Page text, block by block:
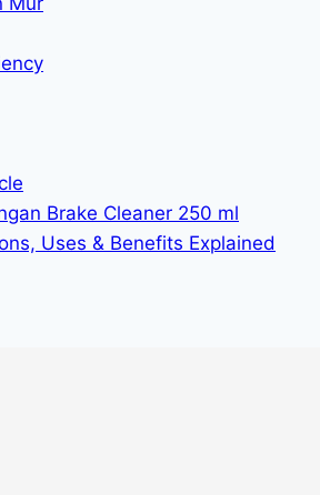
Brake Cleaner 250 ml
Uses & Benefits Explained